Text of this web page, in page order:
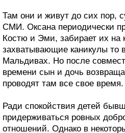
Там они и живут до сих пор,
СМИ. Оксана периодически
Костю и Эми, забирает их на
захватывающие каникулы то
Мальдивах. Но после
времени сын и дочь
проводят там все свое время.
Ради спокойствия детей
придерживаться ровных
отношений. Однако в